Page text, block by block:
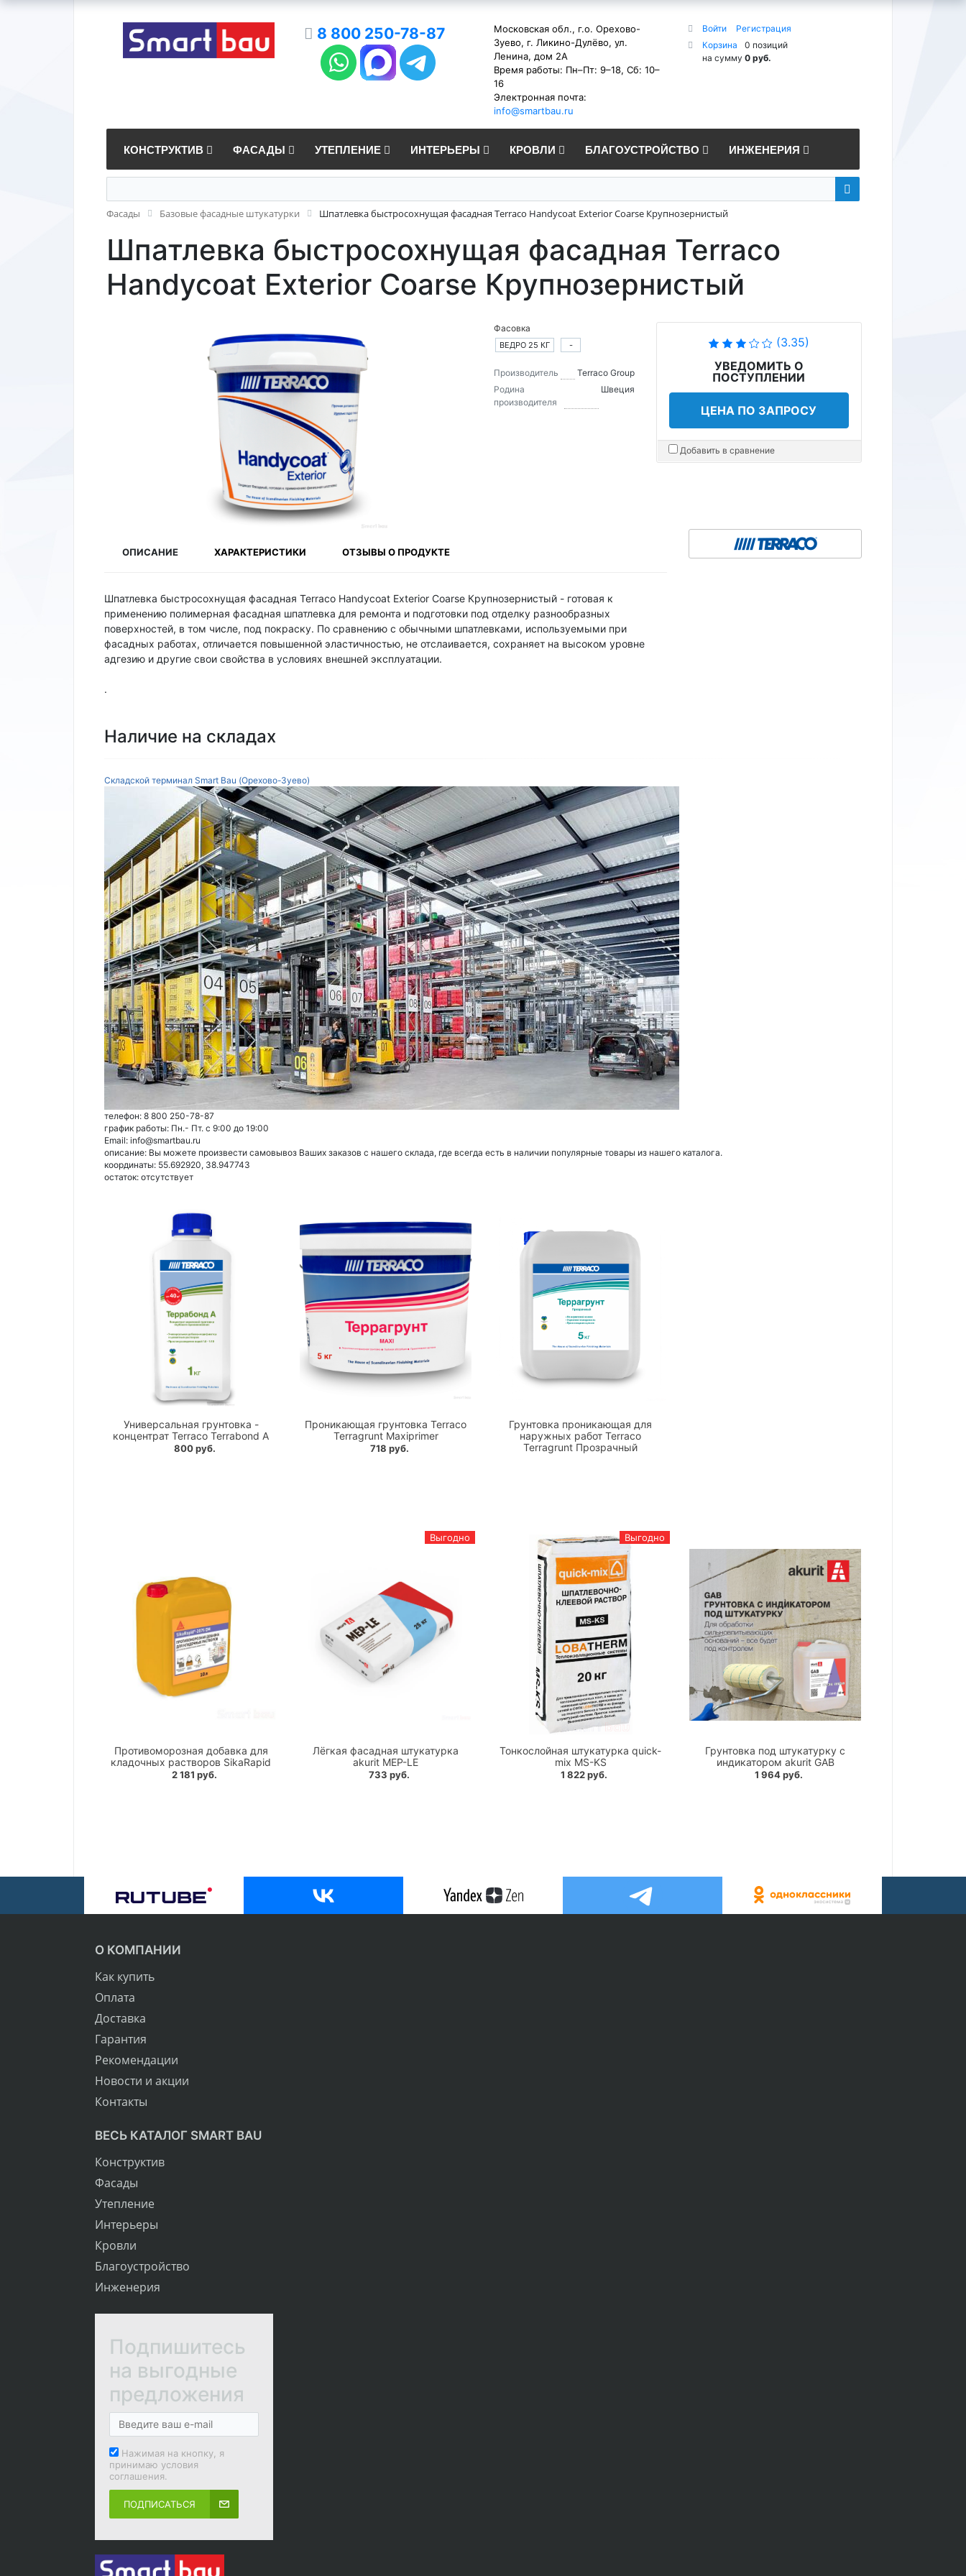
8 800 250-78-87
Московская обл., г.о. Орехово-
Зуево, г. Ликино-Дулёво, ул.
Ленина, дом 2А
Время работы: Пн–Пт: 9–18, Сб: 10–
16
Электронная почта:
info@smartbau.ru
Войти
Регистрация
Корзина
0 позиций
на сумму 0 руб.
КОНСТРУКТИВ ФАСАДЫ УТЕПЛЕНИЕ ИНТЕРЬЕРЫ КРОВЛИ БЛАГОУСТРОЙСТВО ИНЖЕНЕРИЯ
Фасады Базовые фасадные штукатурки Шпатлевка быстросохнущая фасадная Terraco Handycoat Exterior Coarse Крупнозернистый
Шпатлевка быстросохнущая фасадная Terraco
Handycoat Exterior Coarse Крупнозернистый
Фасовка
ВЕДРО 25 КГ -
Производитель
Terraco Group
Родина
производителя
Швеция
(3.35)
УВЕДОМИТЬ О
ПОСТУПЛЕНИИ
ЦЕНА ПО ЗАПРОСУ
Добавить в сравнение
ОПИСАНИЕ ХАРАКТЕРИСТИКИ ОТЗЫВЫ О ПРОДУКТЕ
Шпатлевка быстросохнущая фасадная Terraco Handycoat Exterior Coarse Крупнозернистый - готовая к
применению полимерная фасадная шпатлевка для ремонта и подготовки под отделку разнообразных
поверхностей, в том числе, под покраску. По сравнению с обычными шпатлевками, используемыми при
фасадных работах, отличается повышенной эластичностью, не отслаивается, сохраняет на высоком уровне
адгезию и другие свои свойства в условиях внешней эксплуатации.
.
Наличие на складах
Складской терминал Smart Bau (Орехово-Зуево)
телефон: 8 800 250-78-87
график работы: Пн.- Пт. с 9:00 до 19:00
Email: info@smartbau.ru
описание: Вы можете произвести самовывоз Ваших заказов с нашего склада, где всегда есть в наличии популярные товары из нашего каталога.
координаты: 55.692920, 38.947743
остаток: отсутствует
Универсальная грунтовка -
концентрат Terraco Terrabond A
800 руб.
Проникающая грунтовка Terraco
Terragrunt Maxiprimer
718 руб.
Грунтовка проникающая для
наружных работ Terraco
Terragrunt Прозрачный
Противоморозная добавка для
кладочных растворов SikaRapid
2 181 руб.
Выгодно
Лёгкая фасадная штукатурка
akurit MEP-LE
733 руб.
Выгодно
Тонкослойная штукатурка quick-
mix MS-KS
1 822 руб.
Грунтовка под штукатурку с
индикатором akurit GAB
1 964 руб.
О КОМПАНИИ
Как купить
Оплата
Доставка
Гарантия
Рекомендации
Новости и акции
Контакты
ВЕСЬ КАТАЛОГ SMART BAU
Конструктив
Фасады
Утепление
Интерьеры
Кровли
Благоустройство
Инженерия
Подпишитесь
на выгодные
предложения
Нажимая на кнопку, я
принимаю условия
соглашения.
ПОДПИСАТЬСЯ